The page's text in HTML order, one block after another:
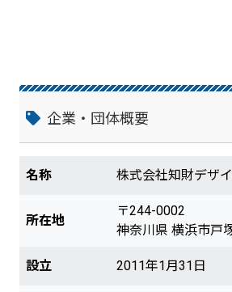
企業・団体概要
名称 株式会社知財デザ
所在地
〒244-0002
神奈川県 横浜市戸
設立 2011年1月31日